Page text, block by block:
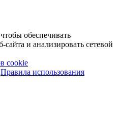
обеспечивать
и анализировать сетевой
cookie
Правила использования